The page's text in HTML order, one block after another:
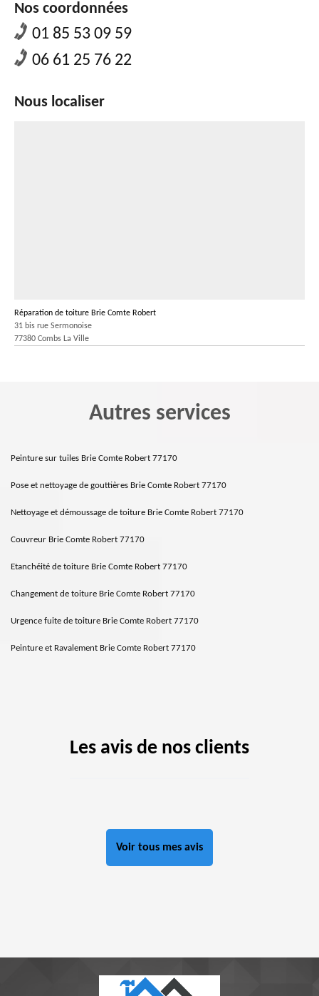
Nos coordonnées
01 85 53 09 59
06 61 25 76 22
Nous localiser
Réparation de toiture Brie Comte Robert
31 bis rue Sermonoise
77380 Combs La Ville
Autres services
Peinture sur tuiles Brie Comte Robert 77170
Pose et nettoyage de gouttières Brie Comte Robert 77170
Nettoyage et démoussage de toiture Brie Comte Robert 77170
Couvreur Brie Comte Robert 77170
Etanchéité de toiture Brie Comte Robert 77170
Changement de toiture Brie Comte Robert 77170
Urgence fuite de toiture Brie Comte Robert 77170
Peinture et Ravalement Brie Comte Robert 77170
Les avis de nos clients
Voir tous mes avis